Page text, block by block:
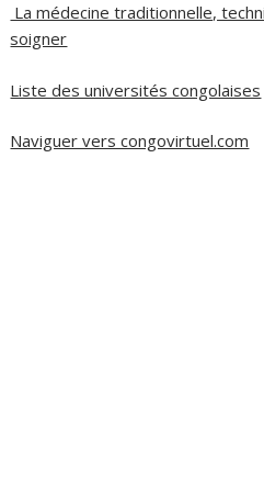
La médecine traditionnelle,
soigner
Liste des universités congolaises
Naviguer vers congovirtuel.com